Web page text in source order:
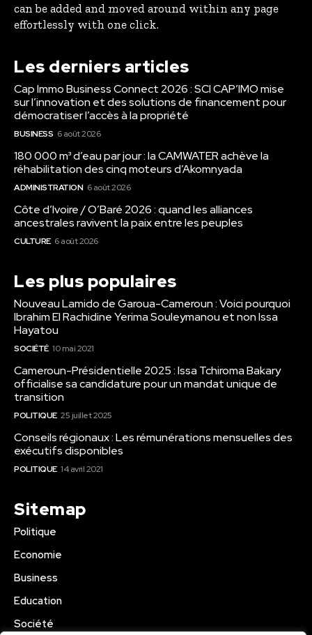
can be added and moved around within any page
effortlessly with one click.
Les derniers articles
Cap Immo Business Connect 2026 : SCI CAP’IMO mise
sur l’innovation et des solutions de financement pour
démocratiser l’accès à la propriété
BUSINESS 6 août 2026
180 000 m³ d’eau par jour : la CAMWATER achève la
réhabilitation des cinq moteurs d’Akomnyada
ADMINISTRATION 6 août 2026
Côte d’Ivoire / O’Baré 2026 : quand les alliances
ancestrales ravivent la paix entre les peuples
CULTURE 6 août 2026
Les plus populaires
Nouveau Lamido de Garoua-Cameroun : Voici pourquoi
Ibrahim El Rachidine Yerima Souleymanou et non Issa
Hayatou
SOCIÉTÉ 10 mai 2021
Cameroun-Présidentielle 2025 : Issa Tchiroma Bakary
officialise sa candidature pour un mandat unique de
transition
POLITIQUE 25 juillet 2025
Conseils régionaux : Les rémunérations mensuelles des
exécutifs disponibles
POLITIQUE 14 avril 2021
Sitemap
Politique
Economie
Business
Education
Société